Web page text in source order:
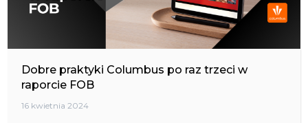
Dobre praktyki Columbus po raz trzeci w
raporcie FOB
16 kwietnia 2024